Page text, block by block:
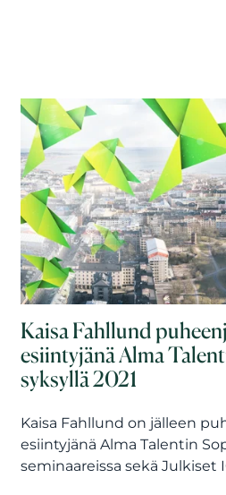
Kaisa Fahllund
esiintyjänä Alma
syksyllä 2021
Kaisa Fahllund on jälleen
esiintyjänä Alma Talentin
seminaareissa sekä Julkiset